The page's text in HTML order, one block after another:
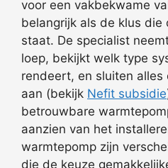
voor een vakbekwame
belangrijk als de klus die
staat. De specialist
loep, bekijkt welk type
rendeert, en sluiten alles
aan (bekijk Nefit subsidie
betrouwbare
aanzien van het
warmtepomp zijn
die de keuze